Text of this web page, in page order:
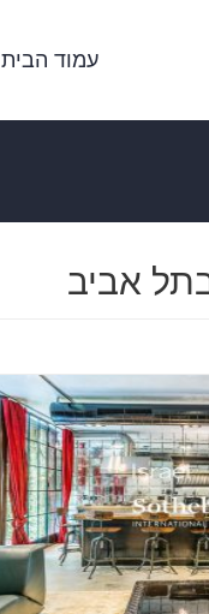
עמוד הבית
אביב